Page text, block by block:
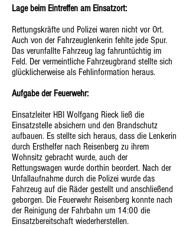
Lage beim Eintreffen am Einsatzort:
Rettungskräfte und Polizei waren nicht vor Ort.
Auch von der Fahrzeuglenkerin fehlte jede Spur.
Das verunfallte Fahrzeug lag fahruntüchtig im
Feld. Der vermeintliche Fahrzeugbrand stellte sich
glücklicherweise als Fehlinformation heraus.
Aufgabe der Feuerwehr:
Einsatzleiter HBI Wolfgang Rieck ließ die
Einsatzstelle absichern und den Brandschutz
aufbauen. Es stellte sich heraus, dass die Lenkerin
durch Ersthelfer nach Reisenberg zu ihrem
Wohnsitz gebracht wurde, auch der
Rettungswagen wurde dorthin beordert. Nach der
Unfallaufnahme durch die Polizei wurde das
Fahrzeug auf die Räder gestellt und anschließend
geborgen. Die Feuerwehr Reisenberg konnte nach
der Reinigung der Fahrbahn um 14:00 die
Einsatzbereitschaft wiederherstellen.